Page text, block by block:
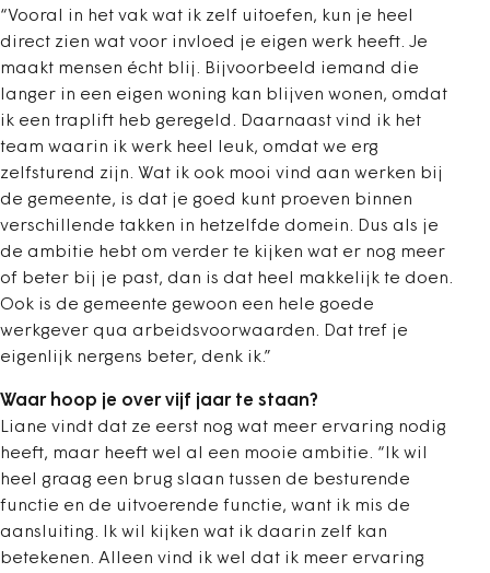
“Vooral in het vak wat ik zelf uitoefen, kun je heel
direct zien wat voor invloed je eigen werk heeft. Je
maakt mensen écht blij. Bijvoorbeeld iemand die
langer in een eigen woning kan blijven wonen, omdat
ik een traplift heb geregeld. Daarnaast vind ik het
team waarin ik werk heel leuk, omdat we erg
zelfsturend zijn. Wat ik ook mooi vind aan werken bij
de gemeente, is dat je goed kunt proeven binnen
verschillende takken in hetzelfde domein. Dus als je
de ambitie hebt om verder te kijken wat er nog meer
of beter bij je past, dan is dat heel makkelijk te doen.
Ook is de gemeente gewoon een hele goede
werkgever qua arbeidsvoorwaarden. Dat tref je
eigenlijk nergens beter, denk ik.”
Waar hoop je over vijf jaar te staan?
Liane vindt dat ze eerst nog wat meer ervaring nodig
heeft, maar heeft wel al een mooie ambitie. “Ik wil
heel graag een brug slaan tussen de besturende
functie en de uitvoerende functie, want ik mis de
aansluiting. Ik wil kijken wat ik daarin zelf kan
betekenen. Alleen vind ik wel dat ik meer ervaring